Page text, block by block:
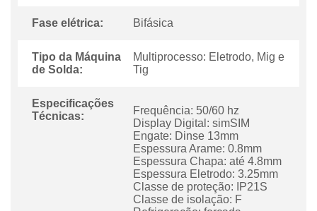
Fase elétrica: Bifásica
Tipo da Máquina
de Solda:
Multiprocesso: Eletrodo, Mig e
Tig
Especificações
Técnicas:
Frequência: 50/60 hz
Display Digital: simSIM
Engate: Dinse 13mm
Espessura Arame: 0.8mm
Espessura Chapa: até 4.8mm
Espessura Eletrodo: 3.25mm
Classe de proteção: IP21S
Classe de isolação: F